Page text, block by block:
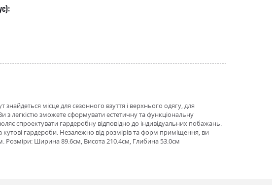
місце для сезонного взуття і верхнього одягу, для
з легкістю зможете сформувати естетичну та функціональну
спроектувати гардеробну відповідно до індивідуальних побажань.
гардероби. Незалежно від розмірів та форм приміщення, ви
Ширина 89.6см, Висота 210.4см, Глибина 53.0см